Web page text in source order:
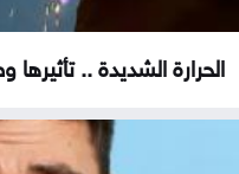
الحرارة الشديدة .. تأثيرها